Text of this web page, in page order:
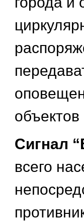
Сигнал
всего